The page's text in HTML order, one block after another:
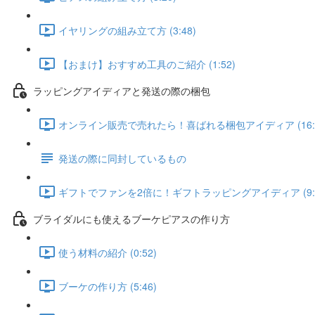
イヤリングの組み立て方 (3:48)
【おまけ】おすすめ工具のご紹介 (1:52)
ラッピングアイディアと発送の際の梱包
オンライン販売で売れたら！喜ばれる梱包アイディア
発送の際に同封しているもの
ギフトでファンを2倍に！ギフトラッピングアイディア
ブライダルにも使えるブーケピアスの作り方
使う材料の紹介 (0:52)
ブーケの作り方 (5:46)